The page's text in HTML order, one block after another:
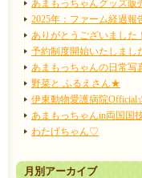
あまもっちゃんグッズ
2025年：ファーム経過報
ありがとうございました！
予約制度開始いたしまし
あまもっちゃんの日常写
野菜と ふるえさん★
伊東動物愛護病院
あまもっちゃんin両国国
わたげちゃん♡
月別アーカイブ